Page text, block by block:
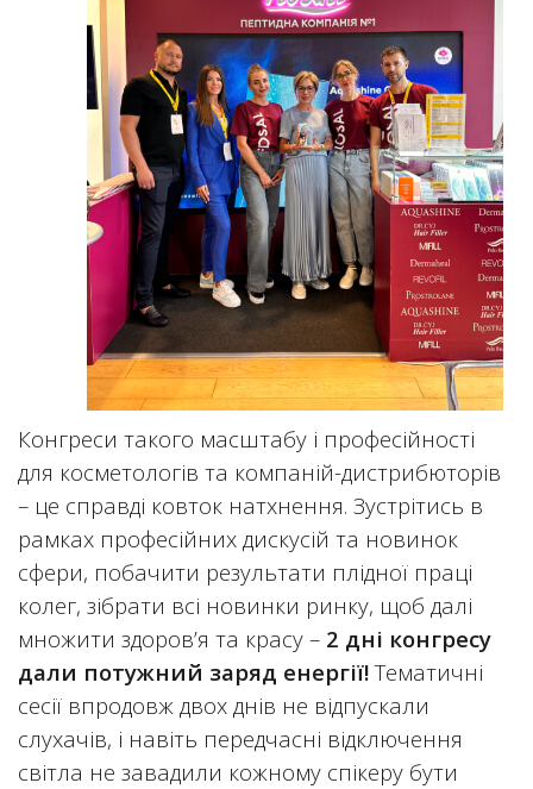
Конгреси такого масштабу і професійності
для косметологів та компаній-дистрибюторів
– це справді ковток натхнення. Зустрітись в
рамках професійних дискусій та новинок
сфери, побачити результати плідної праці
колег, зібрати всі новинки ринку, щоб далі
множити здоров’я та красу – 2 дні конгресу
дали потужний заряд енергії!Тематичні
сесії впродовж двох днів не відпускали
слухачів, і навіть передчасні відключення
світла не завадили кожному спікеру бути